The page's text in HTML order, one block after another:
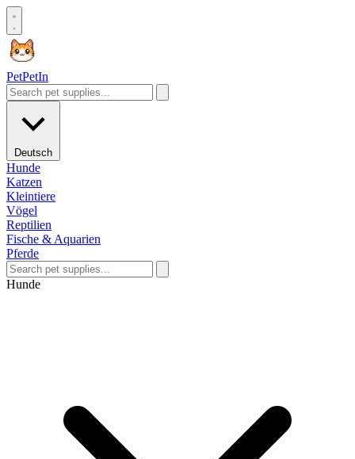
PetPetIn
Deutsch
Hunde
Katzen
Kleintiere
Vögel
Reptilien
Fische & Aquarien
Pferde
Hunde